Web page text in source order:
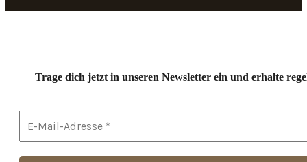
Trage dich jetzt in unseren Newsletter ein und erhalte